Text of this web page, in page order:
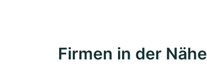
Firmen in der Nähe